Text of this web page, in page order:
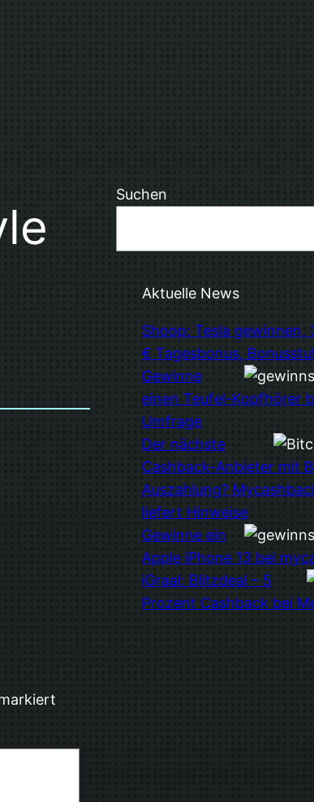
Suchen
Aktuelle News
Shoop: Tesla gewinnen,
€ Tagesbonus,
Gewinne
einen Teufel-Kopfhörer
Umfrage
Der nächste
Cashback-Anbieter mit
Auszahlung?
liefert Hinweise
Gewinne ein
Apple iPhone 13 bei
iGraal: Blitzdeal – 5
Prozent Cashback bei